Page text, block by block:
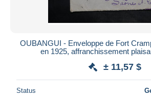
OUBANGUI - Enveloppe de Fort
en 1925, affranchissement
± 11,57 $
Status